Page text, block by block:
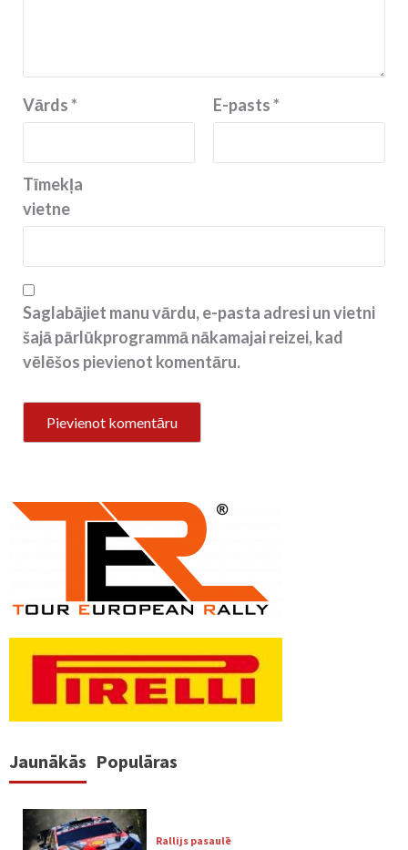
Vārds* E-pasts*
Tīmekļa
vietne
Saglabājiet manu vārdu, e-pasta adresi un vietni
šajā pārlūkprogrammā nākamajai reizei, kad
vēlēšos pievienot komentāru.
Jaunākās Populāras
Rallijs pasaulē